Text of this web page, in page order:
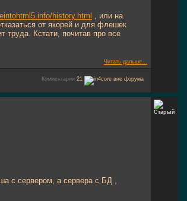
history.html , или на
от якорей и для флешек
труда. Кстати, почитав про все
Читать дальше...
Комментарии 21
с сервером, а сервера с БД ,